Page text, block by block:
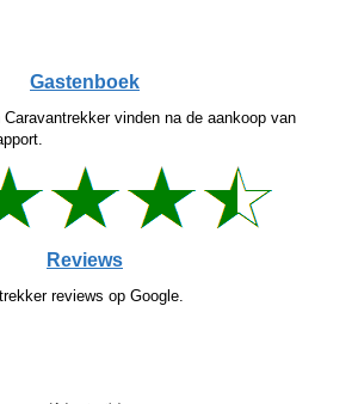
Gastenboek
Caravantrekker vinden na de aankoop van
Reviews
reviews op Google.